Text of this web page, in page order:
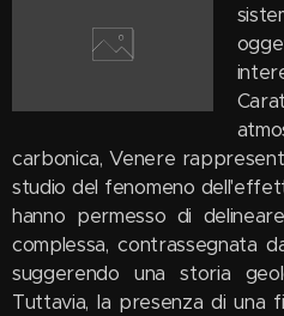
carbonica, Venere
studio del fenomeno
hanno permesso di
complessa, contrassegnata
suggerendo una storia
Tuttavia, la presenza di una